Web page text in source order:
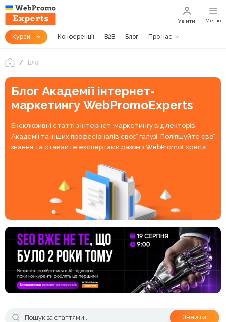
Курси Конференції B2B Блог Про нас
Увійти Меню
Блог
Блог Академії інтернет-
маркетингу WebPromoExperts
Ексклюзивні статті з інтернет-маркетингу від лекторів
Академії та інших професіоналів своєї галузі. Поліпшуйте свої
знання та ставайте експертами разом з WebPromoExperts!
Знайти